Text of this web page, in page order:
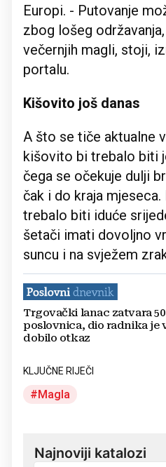
Europi. - Putovanje
zbog lošeg
večernjih magli, stoji,
portalu.
Kišovito još danas
A što se tiče aktualne
kišovito bi trebalo biti
čega se očekuje dulji
čak i do kraja
trebalo biti iduće
šetači imati dovoljno
suncu i na svježem
Trgovački lanac zatvara 50
poslovnica, dio radnika je
dobilo otkaz
KLJUČNE RIJEČI
Magla